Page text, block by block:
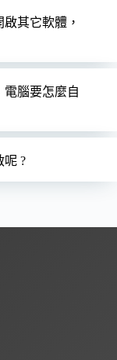
其它軟體，
電腦要怎麼自
呢 ?